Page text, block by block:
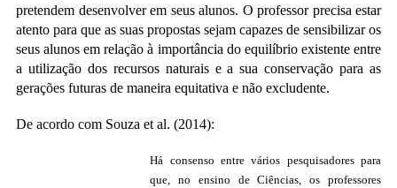
pretendem desenvolver em seus alunos. O professor precisa estar
atento para que as suas propostas sejam capazes de sensibilizar os
seus alunos em relação à importância do equilíbrio existente entre
a utilização dos recursos naturais e a sua conservação para as
gerações futuras de maneira equitativa e não excludente.
De acordo com Souza et al. (2014):
Há consenso entre vários pesquisadores para
que, no ensino de Ciências, os professores